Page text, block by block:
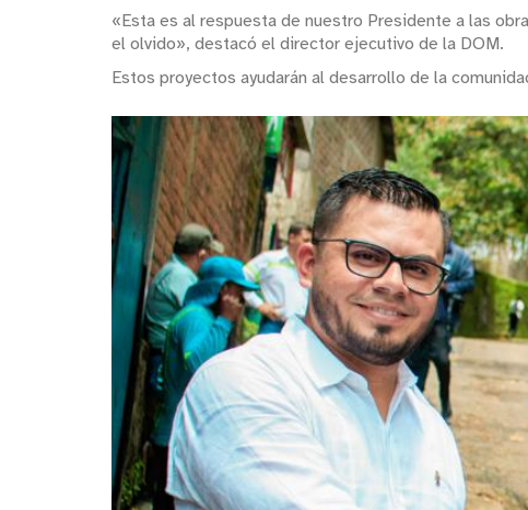
«Esta es al respuesta de nuestro Presidente a las
el olvido», destacó el director ejecutivo de la DOM.
Estos proyectos ayudarán al desarrollo de la